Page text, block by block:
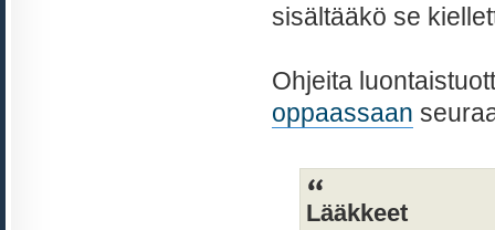
sisältääkö se
Ohjeita
oppaassaan
Lääkkeet